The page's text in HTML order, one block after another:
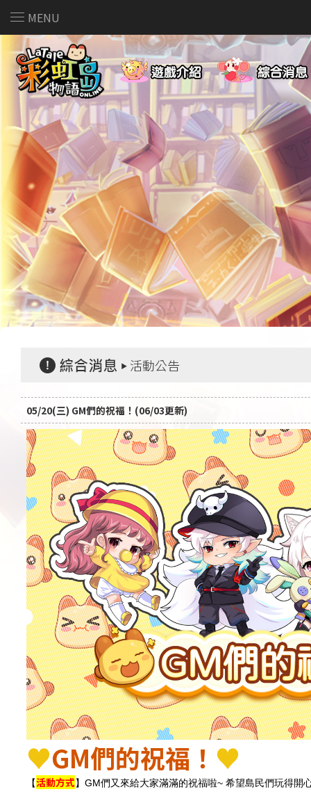
MENU
遊戲介紹
活動公告
05/20(三) GM們的祝福！(06/03更新)
♥GM們的祝福！ ♥
【活動方式】GM們又來給大家滿滿的祝福啦~ 希望島民們玩得開